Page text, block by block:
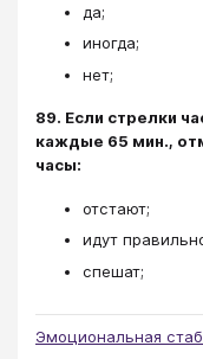
да;
иногда;
нет;
89. Если стрелки
каждые 65 мин.,
часы:
отстают;
идут
спешат;
Эмоциональная